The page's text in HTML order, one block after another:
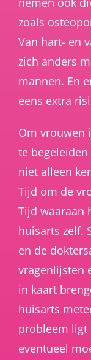
zoals
Van hart- en
zich anders
mannen. En
eens extra
Om vrouwen
te
niet alleen
Tijd om de
Tijd waaraan
huisarts zelf.
en de
vragenlijsten
in kaart
huisarts
probleem ligt
eventueel